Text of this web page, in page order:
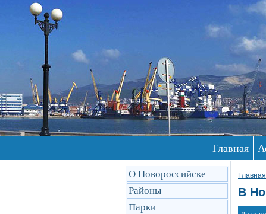
Главная
О Новороссийске
Районы
Парки
В